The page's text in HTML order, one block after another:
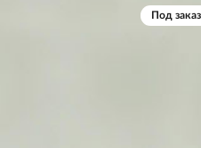
Под заказ